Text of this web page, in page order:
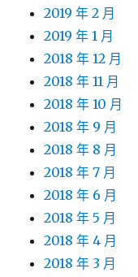
2019 年 2 月
2019 年 1 月
2018 年 12 月
2018 年 11 月
2018 年 10 月
2018 年 9 月
2018 年 8 月
2018 年 7 月
2018 年 6 月
2018 年 5 月
2018 年 4 月
2018 年 3 月